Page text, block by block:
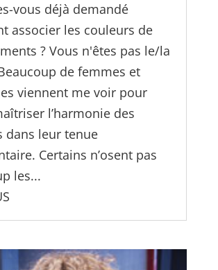
vous déjà demandé
associer les couleurs de
? Vous n'êtes pas le/la
de femmes et
viennent me voir pour
l’harmonie des
dans leur tenue
Certains n’osent pas
les...